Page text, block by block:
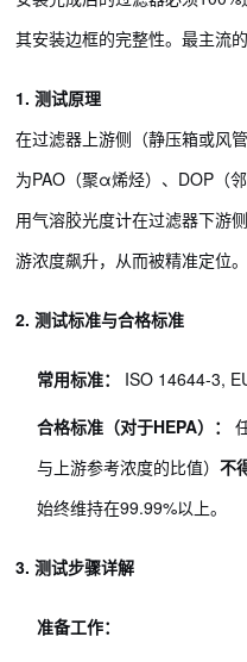
其安装边框的完整性。最主流
1. 测试原理
在过滤器上游侧（静压箱或风
为PAO（聚α烯烃）、DOP（
用气溶胶光度计在过滤器下游
游浓度飙升，从而被精准定位。
2. 测试标准与合格标准
常用标准：
ISO 14644-3,
合格标准（对于HEPA）：
与上游参考浓度的比值） 不
始终维持在99.99%以上。
3. 测试步骤详解
准备工作：